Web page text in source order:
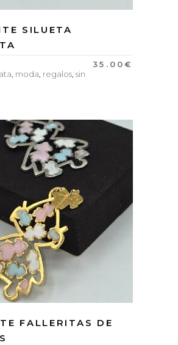
SILUETA
35.00€
, moda, regalos, sin
FALLERITAS DE